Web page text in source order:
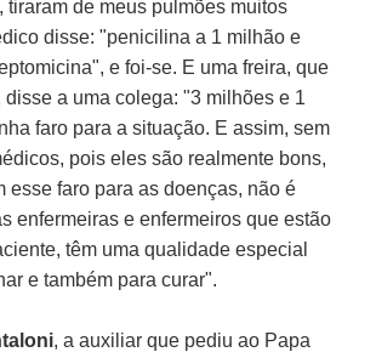
tiraram de meus pulmões muitos
disse: "penicilina a 1 milhão e
e foi-se. E uma freira, que
disse a uma colega: "3 milhões e 1
faro para a situação. E assim, sem
pois eles são realmente bons,
esse faro para as doenças, não é
enfermeiras e enfermeiros que estão
têm uma qualidade especial
e também para curar".
, a auxiliar que pediu ao Papa